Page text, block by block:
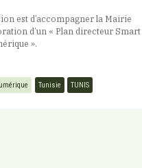
est d’accompagner la Mairie
d’un « Plan directeur Smart
».
Tunisie TUNIS